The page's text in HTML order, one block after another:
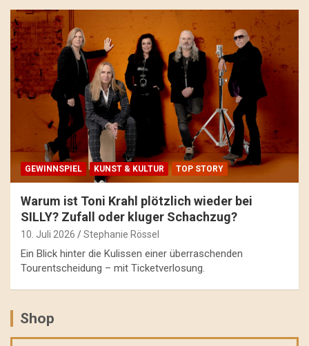
GEWINNSPIEL KUNST & KULTUR TOP STORY
Warum ist Toni Krahl plötzlich wieder bei
SILLY? Zufall oder kluger Schachzug?
10. Juli 2026 Stephanie Rössel
Ein Blick hinter die Kulissen einer überraschenden
Tourentscheidung – mit Ticketverlosung.
Shop